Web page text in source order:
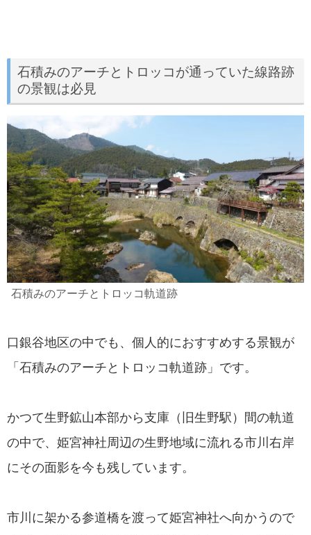
石積みのアーチとトロッコが通っていた線路跡
の景観は必見
石積みのアーチとトロッコ軌道跡
口銀谷地区の中でも、個人的におすすめする景観が
「石積みのアーチとトロッコ軌道跡」です。
かつて生野鉱山本部から支庫（旧生野駅）間の軌道
の中で、姫宮神社周辺の生野地域に流れる市川右岸
にその面影を今も残しています。
市川に架かる参道橋を渡って姫宮神社へ向かうので